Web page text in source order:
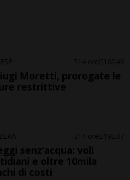
14 ore 16 43
Moretti, prorogate le
restrittive
14 ore 19 37
senz’acqua: voli
e oltre 10mila
di costi